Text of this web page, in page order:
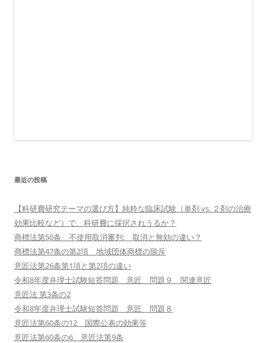
最近の投稿
【科研費研究テーマの選び方】純粋な臨床試験（単剤 vs. ２剤の治療
効果比較など）で、科研費に採択されうるか？
商標法第50条 不使用取消審判: 取消と無効の違い？
商標法第47条の第2項 地域団体商標の除斥
意匠法第26条第1項と第2項の違い
令和8年度弁理士試験短答問題 意匠 問題９ 関連意匠
意匠法 第3条の2
令和8年度弁理士試験短答問題 意匠 問題８
意匠法第60条の12 国際公表の効果等
意匠法第60条の6、意匠法第9条